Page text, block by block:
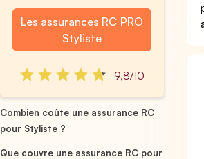
Les assurances RC PRO
Styliste
9,8/10
Combien coûte une assurance RC
pour Styliste ?
Que couvre une assurance RC pour